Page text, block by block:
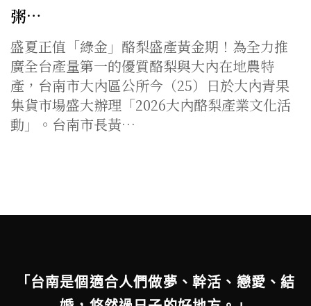
粥…
盛夏正值「綠金」酪梨盛產黃金期！為全力推
廣全台產量第一的優質酪梨與大內在地農特
產，台南市大內區公所今（25）日於大內青果
集貨市場盛大辦理「2026大內酪梨產業文化活
動」。台南市長黃…
「台南是個適合人們做夢、幹活、戀愛、結